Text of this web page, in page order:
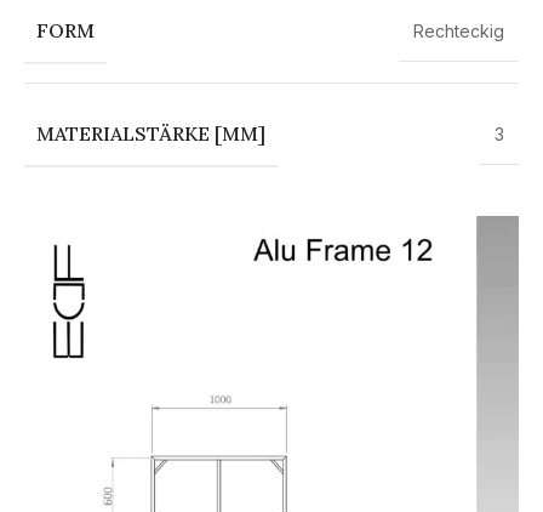
FORM Rechteckig
MATERIALSTÄRKE [MM] 3